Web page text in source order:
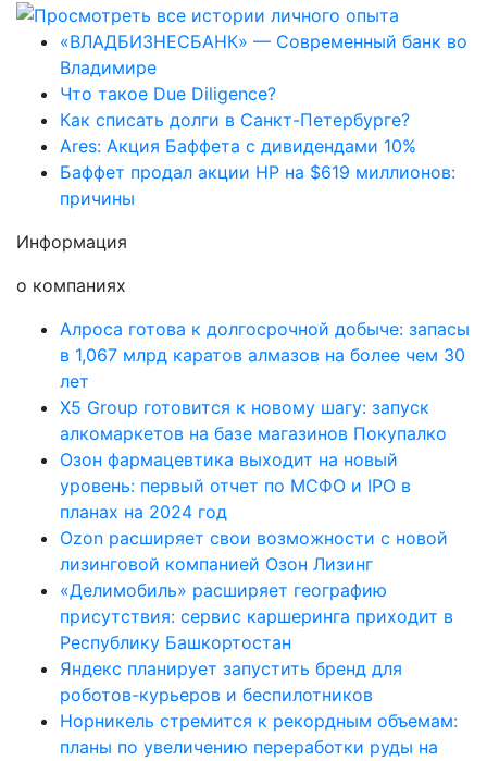
«ВЛАДБИЗНЕСБАНК» — Современный банк во
Владимире
Что такое Due Diligence?
Как списать долги в Санкт-Петербурге?
Ares: Акция Баффета с дивидендами 10%
Баффет продал акции HP на $619 миллионов:
причины
Информация
о компаниях
Алроса готова к долгосрочной добыче: запасы
в 1,067 млрд каратов алмазов на более чем 30
лет
X5 Group готовится к новому шагу: запуск
алкомаркетов на базе магазинов Покупалко
Озон фармацевтика выходит на новый
уровень: первый отчет по МСФО и IPO в
планах на 2024 год
Ozon расширяет свои возможности с новой
лизинговой компанией Озон Лизинг
«Делимобиль» расширяет географию
присутствия: сервис каршеринга приходит в
Республику Башкортостан
Яндекс планирует запустить бренд для
роботов-курьеров и беспилотников
Норникель стремится к рекордным объемам:
планы по увеличению переработки руды на